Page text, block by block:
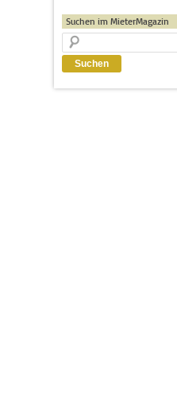
Suchen im MieterMagazin